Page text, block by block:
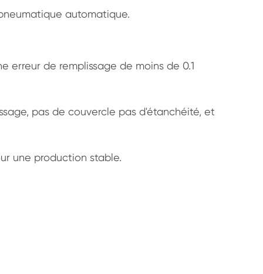
automatique.
erreur de remplissage de moins de 0.1
pas de couvercle pas d'étanchéité, et
une production stable.